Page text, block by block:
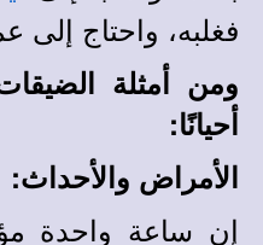
فغلبه، واحتاج إلى
ومن أمثلة
أحيانًا:
الأمراض والأحداث:
إن ساعة واحدة